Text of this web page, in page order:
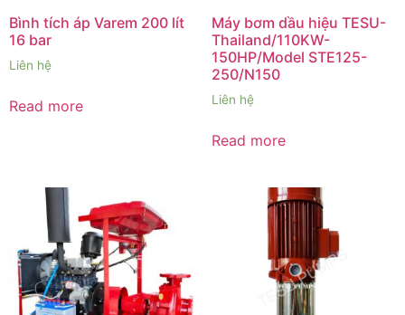
Bình tích áp Varem 200 lít
16 bar
Liên hệ
Read more
Máy bơm dầu hiệu TESU-
Thailand/110KW-
150HP/Model STE125-
250/N150
Liên hệ
Read more